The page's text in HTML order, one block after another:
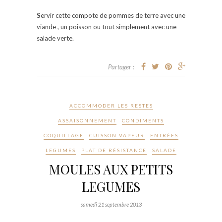
Servir cette compote de pommes de terre avec une
viande , un poisson ou tout simplement avec une
salade verte.
Partager :
ACCOMMODER LES RESTES
ASSAISONNEMENT CONDIMENTS
COQUILLAGE CUISSON VAPEUR ENTRÉES
LEGUMES PLAT DE RÉSISTANCE SALADE
MOULES AUX PETITS
LEGUMES
samedi 21 septembre 2013